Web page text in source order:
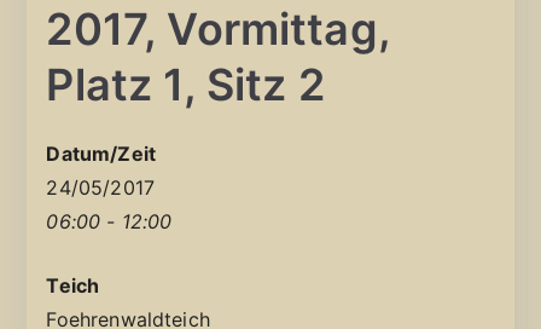
2017, Vormittag,
Platz 1, Sitz 2
Datum/Zeit
24/05/2017
06:00 - 12:00
Teich
Foehrenwaldteich